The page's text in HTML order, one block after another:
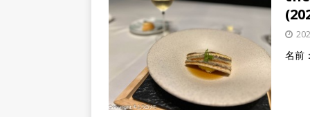
名前